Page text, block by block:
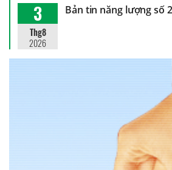
3
Thg8
2026
Bản tin năng lượng số